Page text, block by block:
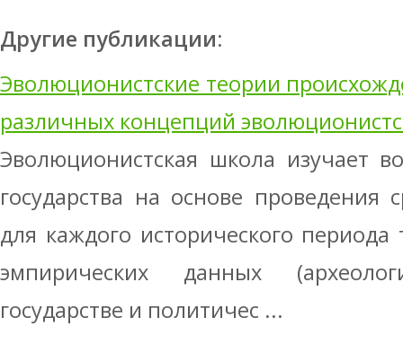
Другие публикации:
Эволюционистские теории
различных концепций
Эволюционистская школа изучает
государства на основе проведения
для каждого исторического периода
эмпирических данных
государстве и политичес ...